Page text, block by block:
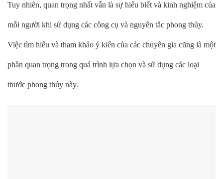
Tuy nhiên, quan trọng nhất vẫn là sự hiểu biết và kinh nghiệm của
mỗi người khi sử dụng các công cụ và nguyên tắc phong thủy.
Việc tìm hiểu và tham khảo ý kiến của các chuyên gia cũng là một
phần quan trọng trong quá trình lựa chọn và sử dụng các loại
thước phong thủy này.